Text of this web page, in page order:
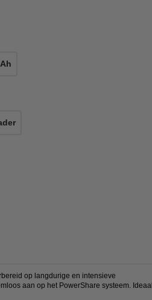
op langdurige en intensieve
aan op het PowerShare systeem. Ideaal